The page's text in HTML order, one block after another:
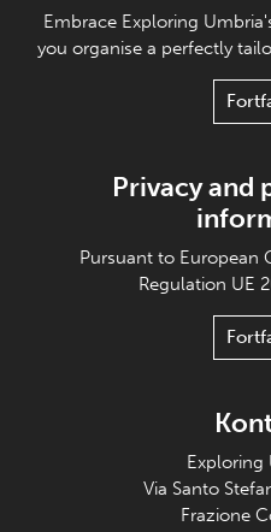
Embrace Exploring
you organise a perfectly
Privacy and
Pursuant to European
Regulation UE
Exploring
Via Santo
Frazione